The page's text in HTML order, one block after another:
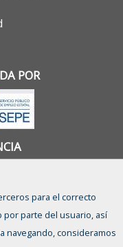
POR
pinto.es
para el correcto
por parte del usuario, así
navegando, consideramos